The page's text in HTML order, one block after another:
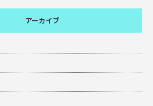
アーカイブ